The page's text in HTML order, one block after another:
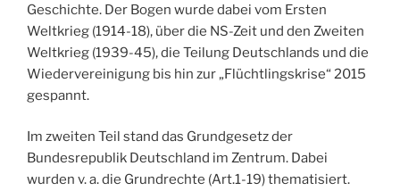
Geschichte. Der Bogen wurde dabei vom Ersten
Weltkrieg (1914-18), über die NS-Zeit und den Zweiten
Weltkrieg (1939-45), die Teilung Deutschlands und die
Wiedervereinigung bis hin zur „Flüchtlingskrise“ 2015
gespannt.
Im zweiten Teil stand das Grundgesetz der
Bundesrepublik Deutschland im Zentrum. Dabei
wurden v. a. die Grundrechte (Art.1-19) thematisiert.